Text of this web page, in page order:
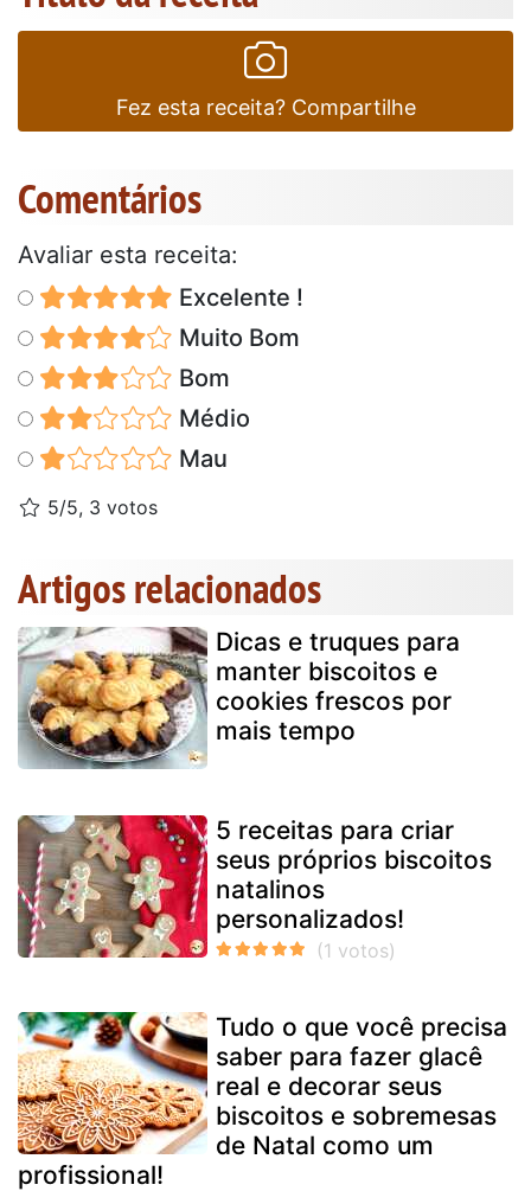
Fez esta receita? Compartilhe
Comentários
Avaliar esta receita:
Excelente !
Muito Bom
Bom
Médio
Mau
5/5, 3 votos
Artigos relacionados
Dicas e truques para
manter biscoitos e
cookies frescos por
mais tempo
5 receitas para criar
seus próprios biscoitos
natalinos
personalizados!
Tudo o que você precisa
saber para fazer glacê
real e decorar seus
biscoitos e sobremesas
de Natal como um
profissional!